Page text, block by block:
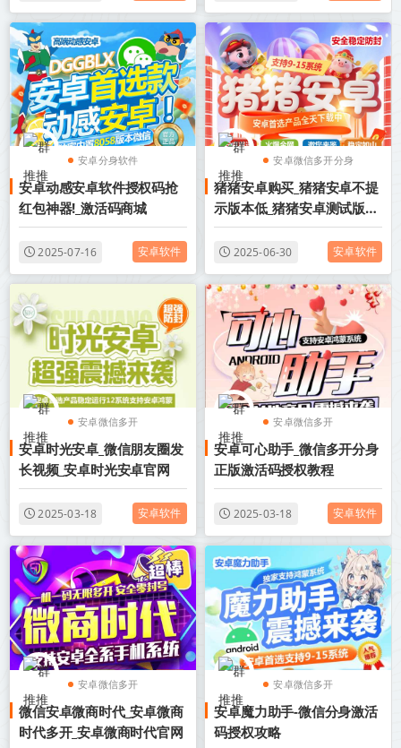
安卓分身软件
安卓微信多开
安卓动感安卓软件授权码抢
红包神器!_激活码商城
2025-07-16 安卓软件
安卓微信多开分身
安卓微信多开
猪猪安卓购买_猪猪安卓不提
示版本低_猪猪安卓测试版
8.0
2025-06-30 安卓软件
安卓微信多开
安卓分身软件
安卓时光安卓_微信朋友圈发
长视频_安卓时光安卓官网
2025-03-18 安卓软件
安卓微信多开
安卓分身软件
安卓可心助手_微信多开分身
正版激活码授权教程
2025-03-18 安卓软件
安卓微信多开
安卓分身软件
微信安卓微商时代_安卓微商
时代多开_安卓微商时代官网
安卓微信多开
安卓分身软件
安卓魔力助手-微信分身激活
码授权攻略